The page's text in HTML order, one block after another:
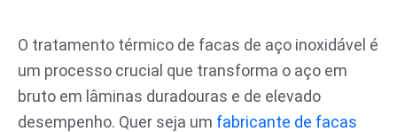
para
conteúdo
O tratamento térmico de facas de aço inoxidável é
um processo crucial que transforma o aço em
bruto em lâminas duradouras e de elevado
desempenho. Quer seja um fabricante de facas